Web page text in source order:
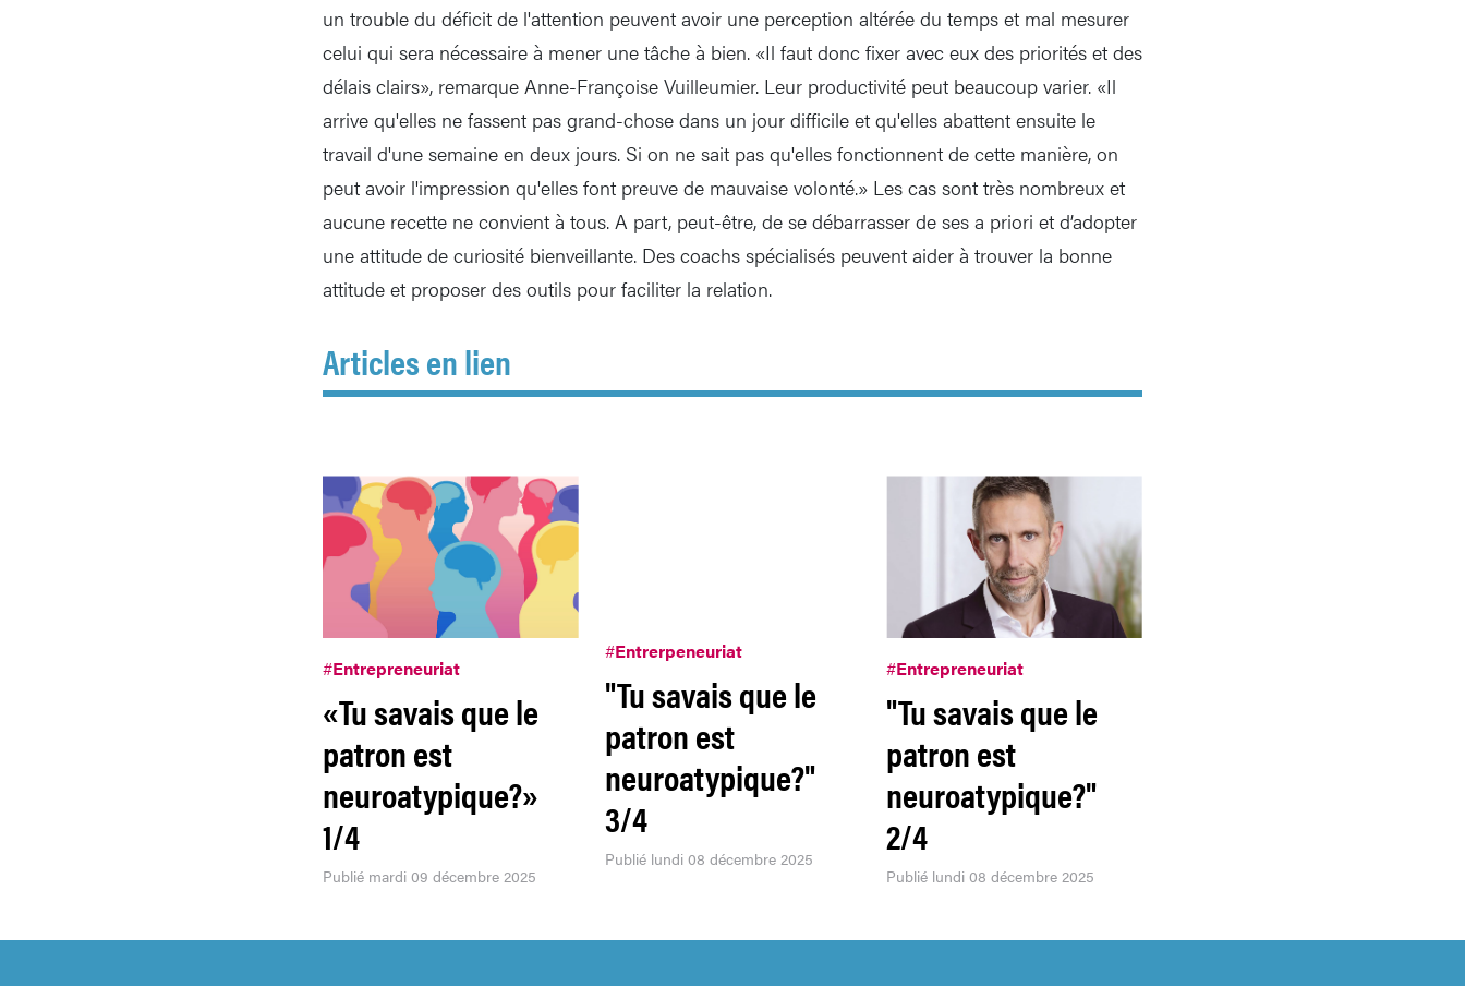
un trouble du déficit de l'attention peuvent avoir une perception altérée du temps et mal mesurer
celui qui sera nécessaire à mener une tâche à bien. «Il faut donc fixer avec eux des priorités et des
délais clairs», remarque Anne-Françoise Vuilleumier. Leur productivité peut beaucoup varier. «Il
arrive qu'elles ne fassent pas grand-chose dans un jour difficile et qu'elles abattent ensuite le
travail d'une semaine en deux jours. Si on ne sait pas qu'elles fonctionnent de cette manière, on
peut avoir l'impression qu'elles font preuve de mauvaise volonté.» Les cas sont très nombreux et
aucune recette ne convient à tous. A part, peut-être, de se débarrasser de ses a priori et d’adopter
une attitude de curiosité bienveillante. Des coachs spécialisés peuvent aider à trouver la bonne
attitude et proposer des outils pour faciliter la relation.
Articles en lien
#Entrepreneuriat
«Tu savais que le
patron est
neuroatypique?»
1/4
Publié mardi 09 décembre 2025
#Entrerpeneuriat
"Tu savais que le
patron est
neuroatypique?"
3/4
Publié lundi 08 décembre 2025
#Entrepreneuriat
"Tu savais que le
patron est
neuroatypique?"
2/4
Publié lundi 08 décembre 2025